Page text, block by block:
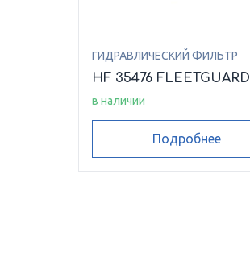
ГИДРАВЛИЧЕСКИЙ ФИЛЬТР
HF 35476 FLEETGUARD
в наличии
Подробнее